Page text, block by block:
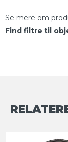
Se mere om
Find filtre til